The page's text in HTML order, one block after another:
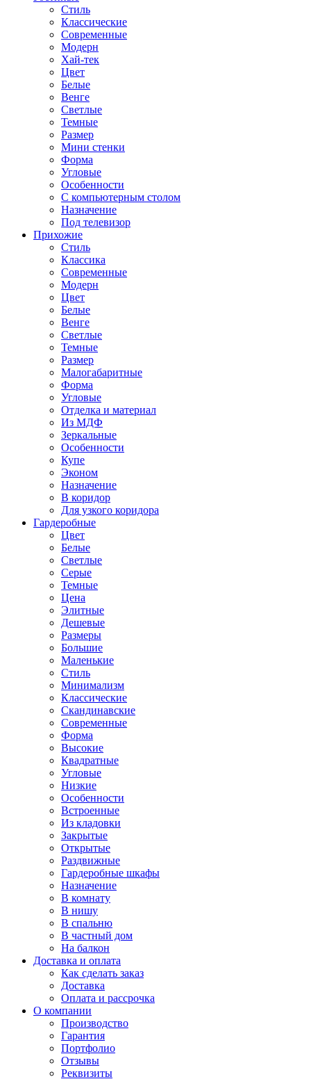
Стиль
Классические
Современные
Модерн
Хай-тек
Цвет
Белые
Венге
Светлые
Темные
Размер
Мини стенки
Форма
Угловые
Особенности
С компьютерным столом
Назначение
Под телевизор
Прихожие
Стиль
Классика
Современные
Модерн
Цвет
Белые
Венге
Светлые
Темные
Размер
Малогабаритные
Форма
Угловые
Отделка и материал
Из МДФ
Зеркальные
Особенности
Купе
Эконом
Назначение
В коридор
Для узкого коридора
Гардеробные
Цвет
Белые
Светлые
Серые
Темные
Цена
Элитные
Дешевые
Размеры
Большие
Маленькие
Стиль
Минимализм
Классические
Скандинавские
Современные
Форма
Высокие
Квадратные
Угловые
Низкие
Особенности
Встроенные
Из кладовки
Закрытые
Открытые
Раздвижные
Гардеробные шкафы
Назначение
В комнату
В нишу
В спальню
В частный дом
На балкон
Доставка и оплата
Как сделать заказ
Доставка
Оплата и рассрочка
О компании
Производство
Гарантия
Портфолио
Отзывы
Реквизиты